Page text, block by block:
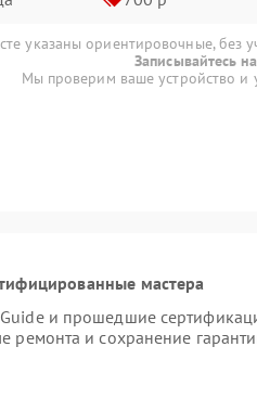
указаны ориентировочные, без
Записывайтесь
Мы проверим ваше устройство и
мастера
и прошедшие
ремонта и сохранение